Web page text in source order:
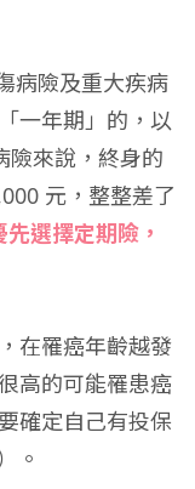
病險及重大疾病
一年期」的，以
險來說，終身的
元，整整差了
先選擇定期險，
在罹癌年齡越發
高的可能罹患癌
確定自己有投保
。